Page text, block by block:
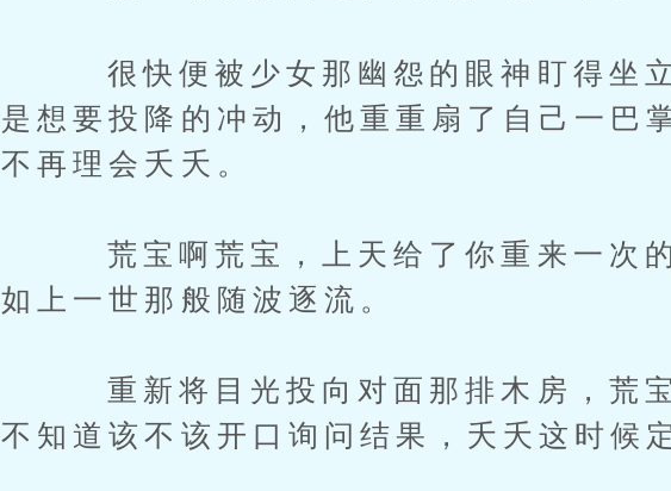
很快便被少女那幽怨的眼神盯得坐立
是想要投降的冲动，他重重扇了自己一巴
不再理会夭夭。
荒宝啊荒宝，上天给了你重来一次的
如上一世那般随波逐流。
重新将目光投向对面那排木房，荒宝
不知道该不该开口询问结果，夭夭这时候